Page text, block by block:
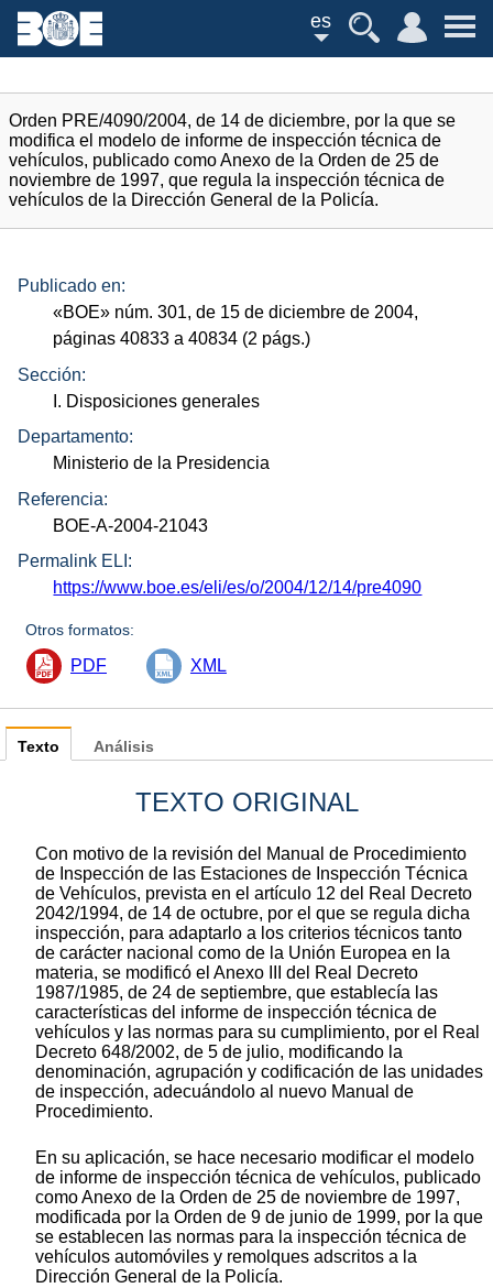
es
Orden PRE/4090/2004, de 14 de diciembre, por la que se
modifica el modelo de informe de inspección técnica de
vehículos, publicado como Anexo de la Orden de 25 de
noviembre de 1997, que regula la inspección técnica de
vehículos de la Dirección General de la Policía.
Publicado en:
«BOE» núm. 301, de 15 de diciembre de 2004,
páginas 40833 a 40834 (2 págs.)
Sección:
I. Disposiciones generales
Departamento:
Ministerio de la Presidencia
Referencia:
BOE-A-2004-21043
Permalink ELI:
https://www.boe.es/eli/es/o/2004/12/14/pre4090
Otros formatos:
PDF XML
Texto
TEXTO ORIGINAL
Con motivo de la revisión del Manual de Procedimiento
de Inspección de las Estaciones de Inspección Técnica
de Vehículos, prevista en el artículo 12 del Real Decreto
2042/1994, de 14 de octubre, por el que se regula dicha
inspección, para adaptarlo a los criterios técnicos tanto
de carácter nacional como de la Unión Europea en la
materia, se modificó el Anexo III del Real Decreto
1987/1985, de 24 de septiembre, que establecía las
características del informe de inspección técnica de
vehículos y las normas para su cumplimiento, por el Real
Decreto 648/2002, de 5 de julio, modificando la
denominación, agrupación y codificación de las unidades
de inspección, adecuándolo al nuevo Manual de
Procedimiento.
En su aplicación, se hace necesario modificar el modelo
de informe de inspección técnica de vehículos, publicado
como Anexo de la Orden de 25 de noviembre de 1997,
modificada por la Orden de 9 de junio de 1999, por la que
se establecen las normas para la inspección técnica de
vehículos automóviles y remolques adscritos a la
Dirección General de la Policía.
Análisis